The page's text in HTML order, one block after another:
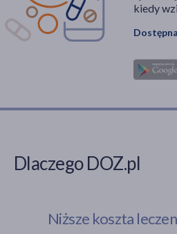
kiedy
Dlaczego DOZ.pl
Niższe koszta